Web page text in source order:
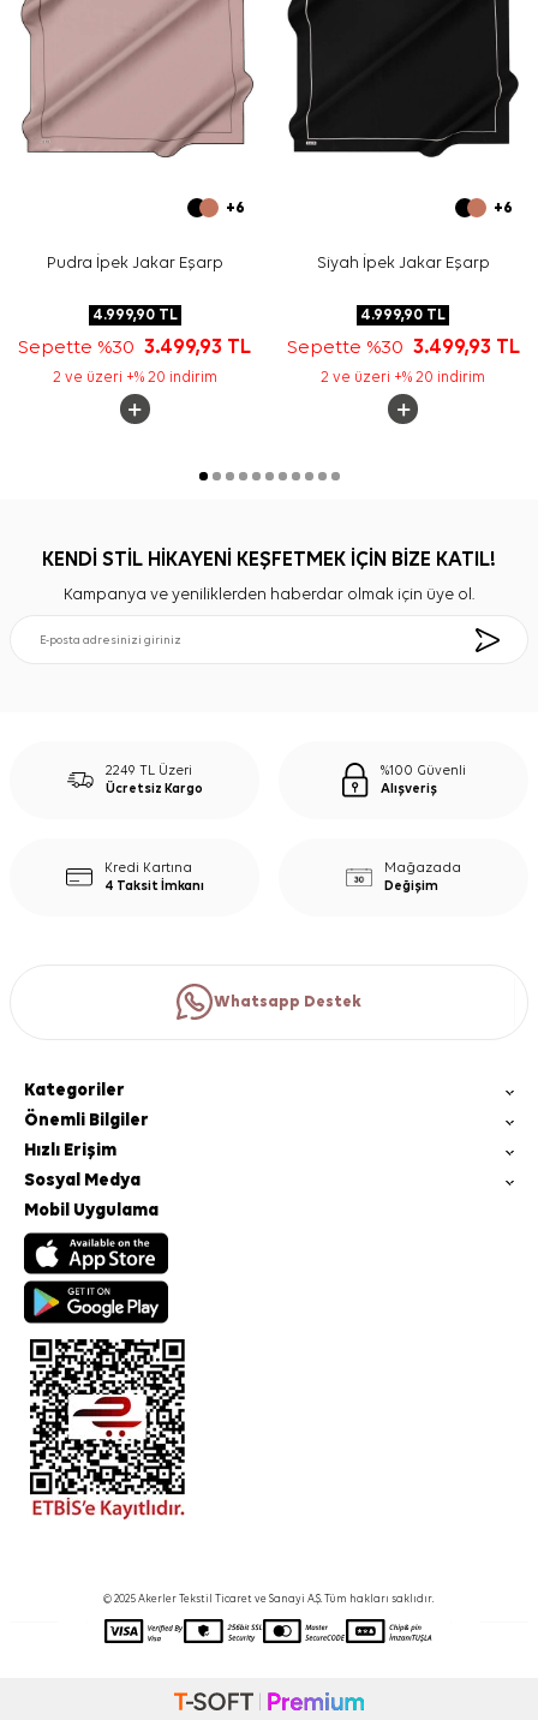
+6
Pudra İpek Jakar Eşarp
4.999,90TL
Sepette %303.499,93 TL
2 ve üzeri +% 20 indirim
+6
Siyah İpek Jakar Eşarp
4.999,90 TL
Sepette %30 3.499,93 TL
2 ve üzeri +% 20 indirim
KENDİ STİL HİKAYENİ KEŞFETMEK İÇİN BİZE KATIL!
Kampanya ve yeniliklerden haberdar olmak için üye ol.
2249 TL Üzeri
Ücretsiz Kargo
%100 Güvenli
Alışveriş
Kredi Kartına
4 Taksit İmkanı
Mağazada
Değişim
Whatsapp Destek
Kategoriler
Önemli Bilgiler
Hızlı Erişim
Sosyal Medya
Mobil Uygulama
© 2025 Akerler Tekstil Ticaret ve Sanayi A.Ş. Tüm hakları saklıdır.